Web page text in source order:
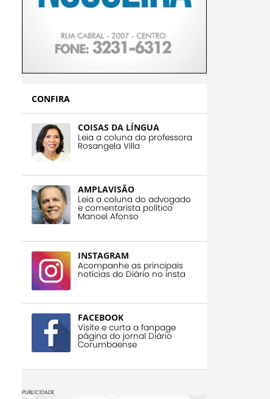
CONFIRA
COISAS DA LÍNGUA
Leia a coluna da professora
Rosangela Villa
AMPLAVISÃO
Leia a coluna do advogado
e comentarista político
Manoel Afonso
INSTAGRAM
Acompanhe as principais
notícias do Diário no insta
FACEBOOK
Visite e curta a fanpage
página do jornal Diário
Corumbaense
PUBLICIDADE